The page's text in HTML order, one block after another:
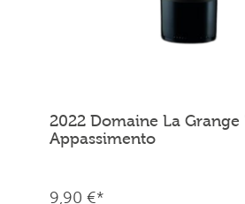
2022 Domaine La Grange
Appassimento
9,90 €*